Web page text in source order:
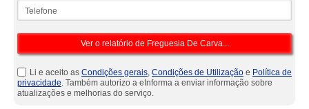
Li e aceito as Condições gerais, Condições de Utilização e Política de
privacidade. Também autorizo a eInforma a enviar informação sobre
atualizações e melhorias do serviço.